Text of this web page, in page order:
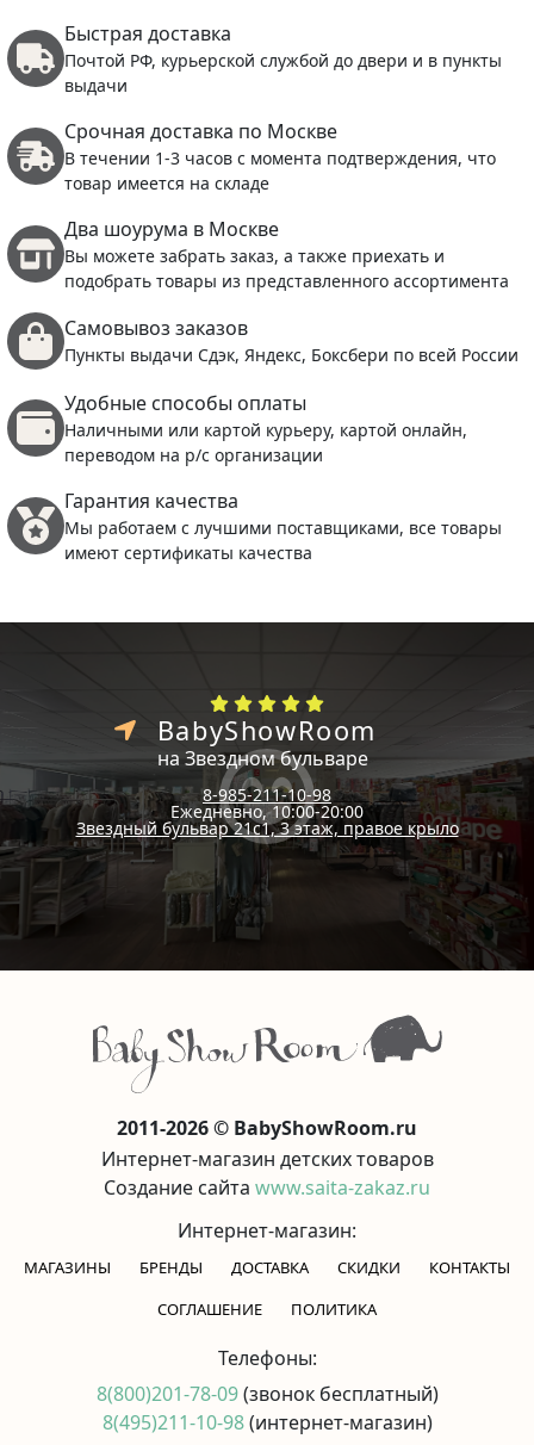
Быстрая доставка
Почтой РФ, курьерской службой до двери и в пункты
выдачи
Срочная доставка по Москве
В течении 1-3 часов с момента подтверждения, что
товар имеется на складе
Два шоурума в Москве
Вы можете забрать заказ, а также приехать и
подобрать товары из представленного ассортимента
Самовывоз заказов
Пункты выдачи Сдэк, Яндекс, Боксбери по всей России
Удобные способы оплаты
Наличными или картой курьеру, картой онлайн,
переводом на р/с организации
Гарантия качества
Мы работаем с лучшими поставщиками, все товары
имеют сертификаты качества
BabyShowRoom
на Звездном бульваре
8-985-211-10-98
Ежедневно, 10:00-20:00
Звездный бульвар 21с1, 3 этаж, правое крыло
2011-2026 © BabyShowRoom.ru
Интернет-магазин детских товаров
Создание сайта www.saita-zakaz.ru
Интернет-магазин:
МАГАЗИНЫ БРЕНДЫ ДОСТАВКА СКИДКИ
КОНТАКТЫ
CОГЛАШЕНИЕ
ПОЛИТИКА
Телефоны:
8(800)201-78-09(звонок бесплатный)
8(495)211-10-98(интернет-магазин)